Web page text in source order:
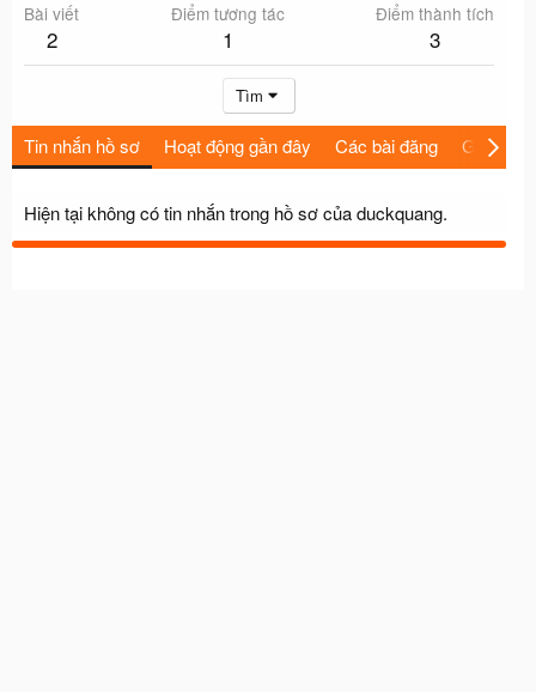
Bài viết
2
Điểm tương tác
1
Điểm thành tích
3
Tìm
Tin nhắn hồ sơ Hoạt động gần đây Các bài đăng Giới thiệu
Hiện tại không có tin nhắn trong hồ sơ của duckquang.